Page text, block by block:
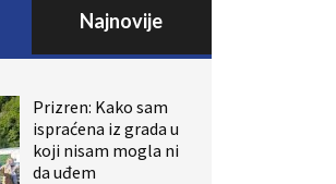
Najnovije
Prizren: Kako sam
ispraćena iz grada u
koji nisam mogla ni
da uđem